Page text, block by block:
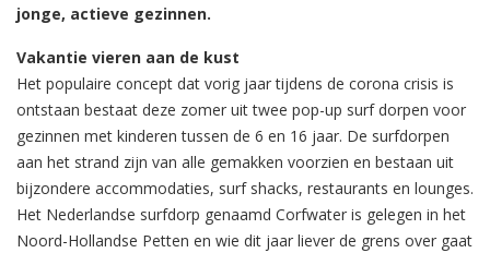
jonge, actieve gezinnen.
Vakantie vieren aan de kust
Het populaire concept dat vorig jaar tijdens de corona crisis is
ontstaan bestaat deze zomer uit twee pop-up surf dorpen voor
gezinnen met kinderen tussen de 6 en 16 jaar. De surfdorpen
aan het strand zijn van alle gemakken voorzien en bestaan uit
bijzondere accommodaties, surf shacks, restaurants en lounges.
Het Nederlandse surfdorp genaamd Corfwater is gelegen in het
Noord-Hollandse Petten en wie dit jaar liever de grens over gaat